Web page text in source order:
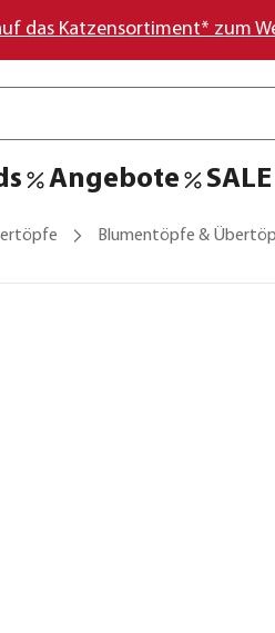
das Katzensortiment* zum
Angebote SALE
Blumentöpfe &